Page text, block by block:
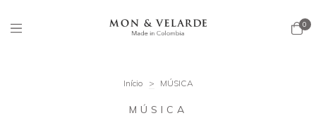
0
Início > MÚSICA
MÚSICA